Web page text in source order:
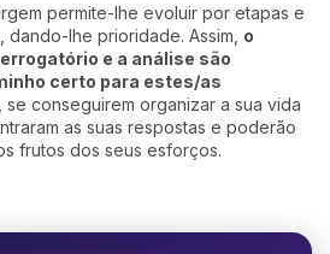
permite-lhe evoluir por etapas e
lhe prioridade. Assim, o
e a análise são
certo para estes/as
se conseguirem organizar a sua vida
as suas respostas e poderão
frutos dos seus esforços.